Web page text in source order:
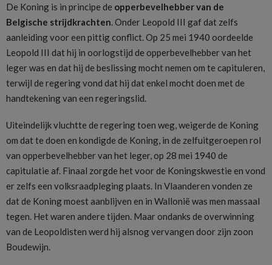
De Koning is in principe de opperbevelhebber van de
Belgische strijdkrachten. Onder Leopold III gaf dat zelfs
aanleiding voor een pittig conflict. Op 25 mei 1940 oordeelde
Leopold III dat hij in oorlogstijd de opperbevelhebber van het
leger was en dat hij de beslissing mocht nemen om te capituleren,
terwijl de regering vond dat hij dat enkel mocht doen met de
handtekening van een regeringslid.
Uiteindelijk vluchtte de regering toen weg, weigerde de Koning
om dat te doen en kondigde de Koning, in de zelfuitgeroepen rol
van opperbevelhebber van het leger, op 28 mei 1940 de
capitulatie af. Finaal zorgde het voor de Koningskwestie en vond
er zelfs een volksraadpleging plaats. In Vlaanderen vonden ze
dat de Koning moest aanblijven en in Wallonië was men massaal
tegen. Het waren andere tijden. Maar ondanks de overwinning
van de Leopoldisten werd hij alsnog vervangen door zijn zoon
Boudewijn.